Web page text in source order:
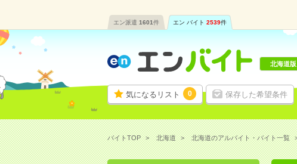
エン派遣 1601件 エン バイト 2539件
気になるリスト 0 保存した希望条件
北海道版
バイトTOP 北海道 北海道のアルバイト・バイト一覧